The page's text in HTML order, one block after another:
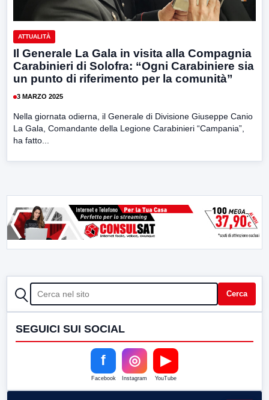
ATTUALITÀ
Il Generale La Gala in visita alla Compagnia
Carabinieri di Solofra: “Ogni Carabiniere sia
un punto di riferimento per la comunità”
3 MARZO 2025
Nella giornata odierna, il Generale di Divisione Giuseppe Canio
La Gala, Comandante della Legione Carabinieri “Campania”,
ha fatto...
CERCA Cerca
SEGUICI SUI SOCIAL
f
Facebook
◎
Instagram
▶
YouTube